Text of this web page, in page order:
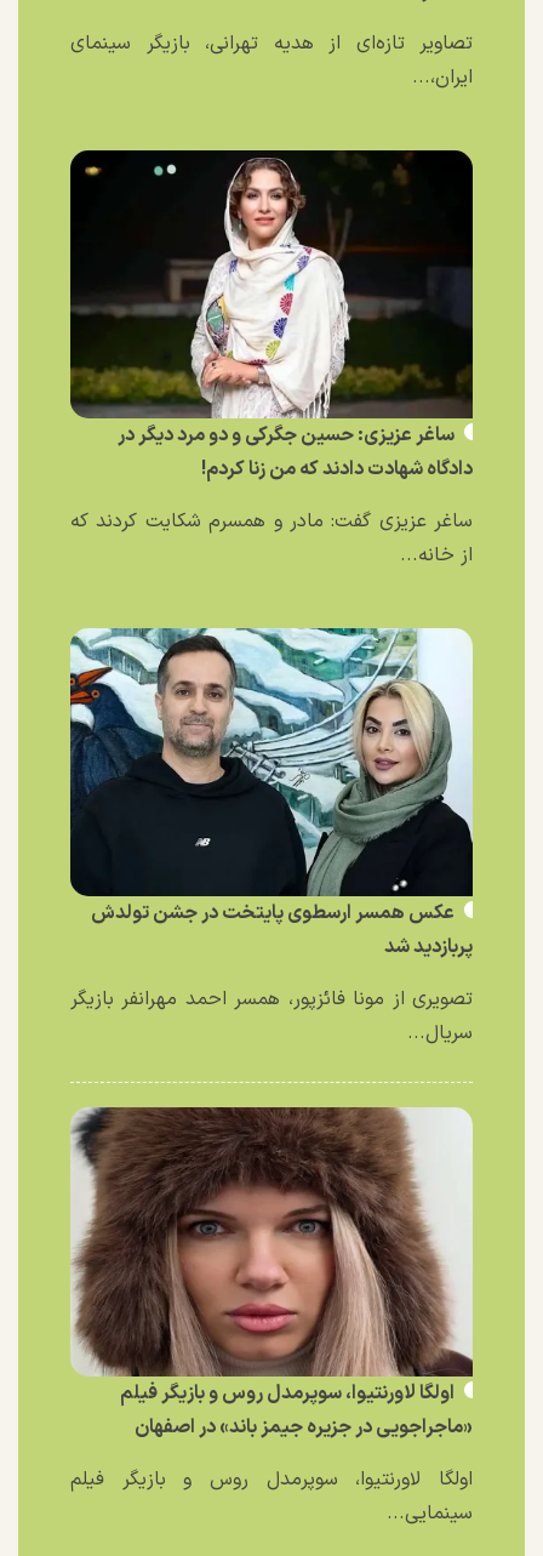
تصاویر تازه‌ای از هدیه تهرانی، بازیگر سینمای
ایران،...
ساغر عزیزی: حسین جگرکی و دو مرد دیگر در
دادگاه شهادت دادند که من زنا کردم!
ساغر عزیزی گفت: مادر و همسرم شکایت کردند که
از خانه...
عکس همسر ارسطوی پایتخت در جشن تولدش
پربازدید شد
تصویری از مونا فائزپور، همسر احمد مهرانفر بازیگر
سریال...
اولگا لاورنتیوا، سوپرمدل روس و بازیگر فیلم
«ماجراجویی در جزیره جیمز باند» در اصفهان
اولگا لاورنتیوا، سوپرمدل روس و بازیگر فیلم
سینمایی...